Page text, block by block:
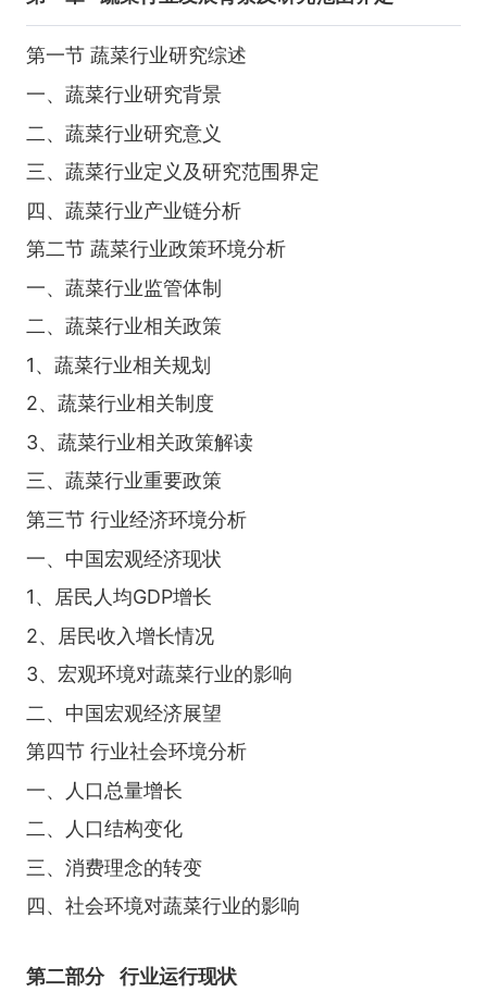
第一节 蔬菜行业研究综述
一、蔬菜行业研究背景
二、蔬菜行业研究意义
三、蔬菜行业定义及研究范围界定
四、蔬菜行业产业链分析
第二节 蔬菜行业政策环境分析
一、蔬菜行业监管体制
二、蔬菜行业相关政策
1、蔬菜行业相关规划
2、蔬菜行业相关制度
3、蔬菜行业相关政策解读
三、蔬菜行业重要政策
第三节 行业经济环境分析
一、中国宏观经济现状
1、居民人均GDP增长
2、居民收入增长情况
3、宏观环境对蔬菜行业的影响
二、中国宏观经济展望
第四节 行业社会环境分析
一、人口总量增长
二、人口结构变化
三、消费理念的转变
四、社会环境对蔬菜行业的影响
第二部分 行业运行现状